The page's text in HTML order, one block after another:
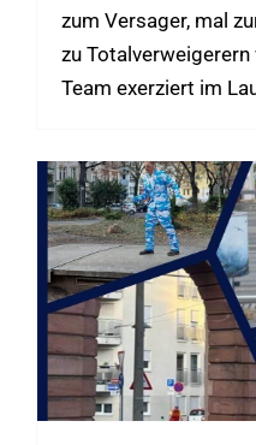
zum Versager, mal
zu
Team exerziert im